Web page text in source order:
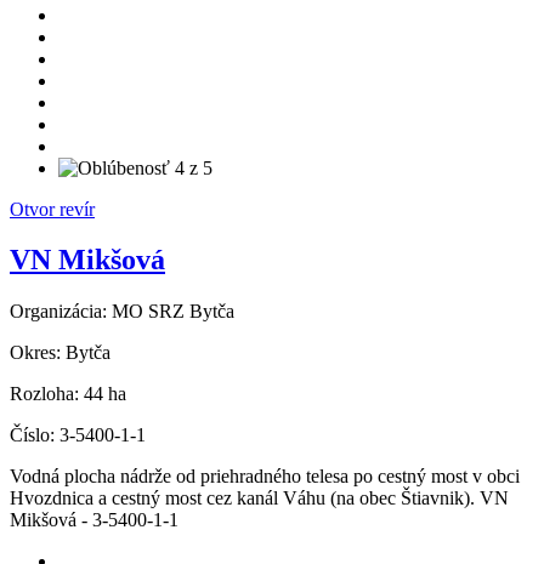
Otvor revír
VN Mikšová
Organizácia: MO SRZ Bytča
Okres: Bytča
Rozloha: 44 ha
Číslo: 3-5400-1-1
Vodná plocha nádrže od priehradného telesa po cestný most v obci
Hvozdnica a cestný most cez kanál Váhu (na obec Štiavnik). VN
Mikšová - 3-5400-1-1